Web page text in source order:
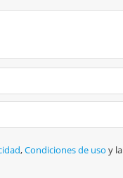
,Condiciones de uso y la